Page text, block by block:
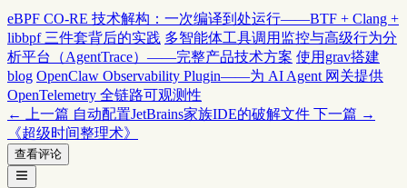
eBPF CO-RE 技术解构：一次编译到处运行——BTF + Clang +
libbpf 三件套背后的实践 多智能体工具调用监控与高级行为分
析平台（AgentTrace）——完整产品技术方案 使用grav搭建
blog OpenClaw Observability Plugin——为 AI Agent 网关提供
OpenTelemetry 全链路可观测性
← 上一篇 自动配置JetBrains家族IDE的破解文件 下一篇 →
《超级时间整理术》
查看评论